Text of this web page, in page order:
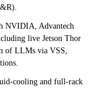
NVIDIA, Advantech
live Jetson Thor
of LLMs via VSS,
cooling and full-rack